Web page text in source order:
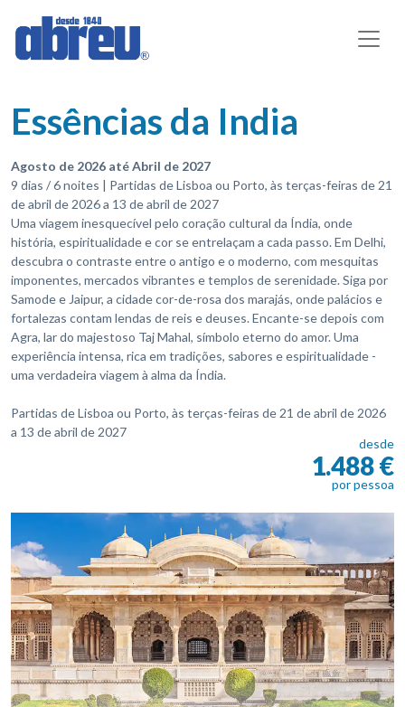
Essências da India
Agosto de 2026 até Abril de 2027
9 dias / 6 noites | Partidas de Lisboa ou Porto, às terças-feiras de 21
de abril de 2026 a 13 de abril de 2027
Uma viagem inesquecível pelo coração cultural da Índia, onde
história, espiritualidade e cor se entrelaçam a cada passo. Em Delhi,
descubra o contraste entre o antigo e o moderno, com mesquitas
imponentes, mercados vibrantes e templos de serenidade. Siga por
Samode e Jaipur, a cidade cor-de-rosa dos marajás, onde palácios e
fortalezas contam lendas de reis e deuses. Encante-se depois com
Agra, lar do majestoso Taj Mahal, símbolo eterno do amor. Uma
experiência intensa, rica em tradições, sabores e espiritualidade -
uma verdadeira viagem à alma da Índia.
Partidas de Lisboa ou Porto, às terças-feiras de 21 de abril de 2026
a 13 de abril de 2027
desde
1.488 €
por pessoa